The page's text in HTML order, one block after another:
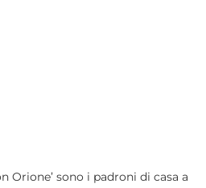
Orione’ sono i padroni di casa a